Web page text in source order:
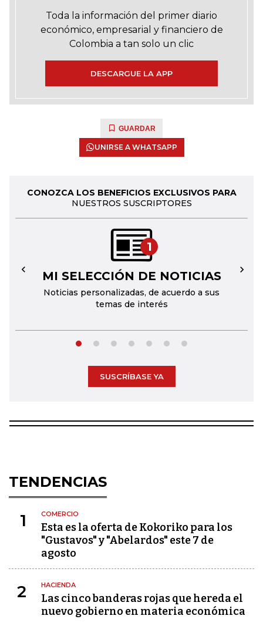
Toda la información del primer diario
económico, empresarial y financiero de
Colombia a tan solo un clic
DESCARGUE LA APP
GUARDAR
UNIRSE A WHATSAPP
CONOZCA LOS BENEFICIOS EXCLUSIVOS PARA
NUESTROS SUSCRIPTORES
1
MI SELECCIÓN DE NOTICIAS
Noticias personalizadas, de acuerdo a sus
temas de interés
← →
SUSCRÍBASE YA
TENDENCIAS
1 COMERCIO
Esta es la oferta de Kokoriko para los
"Gustavos" y "Abelardos" este 7 de
agosto
2 HACIENDA
Las cinco banderas rojas que hereda el
nuevo gobierno en materia económica